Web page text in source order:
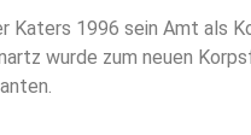
1996 sein Amt als
wurde zum neuen